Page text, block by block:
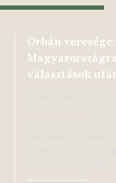
Orbán
választások